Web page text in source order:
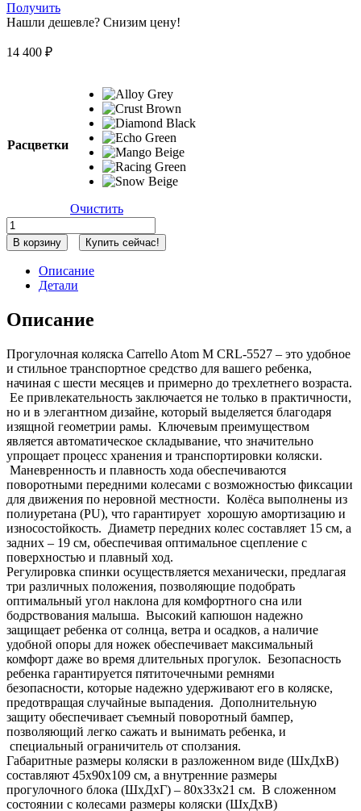
Получить
Нашли дешевле? Снизим цену!
14 400 ₽
Расцветки
Очистить
Количество
товара
Прогулочная
коляска
Carrello
M
CRL-
Snow
Beige
В корзину Купить сейчас!
Описание
Детали
Описание
Прогулочная коляска Carrello Atom M CRL-5527 – это удобное
и стильное транспортное средство для вашего ребенка,
начиная с шести месяцев и примерно до трехлетнего возраста.
Ее привлекательность заключается не только в практичности,
но и в элегантном дизайне, который выделяется благодаря
изящной геометрии рамы. Ключевым преимуществом
является автоматическое складывание, что значительно
упрощает процесс хранения и транспортировки коляски.
Маневренность и плавность хода обеспечиваются
поворотными передними колесами с возможностью фиксации
для движения по неровной местности. Колёса выполнены из
полиуретана (PU), что гарантирует хорошую амортизацию и
износостойкость. Диаметр передних колес составляет 15 см, а
задних – 19 см, обеспечивая оптимальное сцепление с
поверхностью и плавный ход.
Регулировка спинки осуществляется механически, предлагая
три различных положения, позволяющие подобрать
оптимальный угол наклона для комфортного сна или
бодрствования малыша. Высокий капюшон надежно
защищает ребенка от солнца, ветра и осадков, а наличие
удобной опоры для ножек обеспечивает максимальный
комфорт даже во время длительных прогулок. Безопасность
ребенка гарантируется пятиточечными ремнями
безопасности, которые надежно удерживают его в коляске,
предотвращая случайные выпадения. Дополнительную
защиту обеспечивает съемный поворотный бампер,
позволяющий легко сажать и вынимать ребенка, и
специальный ограничитель от сползания.
Габаритные размеры коляски в разложенном виде (ШхДхВ)
составляют 45x90x109 см, а внутренние размеры
прогулочного блока (ШхДхГ) – 80x33x21 см. В сложенном
состоянии с колесами размеры коляски (ШхДхВ)